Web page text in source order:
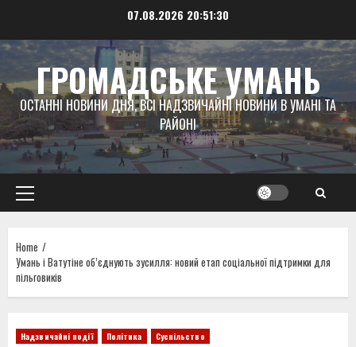
content
07.08.202620:51:31
ГРОМАДСЬКЕ УМАНЬ
ОСТАННІ НОВИНИ ДНЯ, ВСІ НАДЗВИЧАЙНІ НОВИНИ В УМАНІ ТА
РАЙОНІ
Primary
Menu
Home
Умань і Ватутіне об’єднують зусилля: новий етап соціальної підтримки для
пільговиків
Надзвичайні події Політика Суспільство